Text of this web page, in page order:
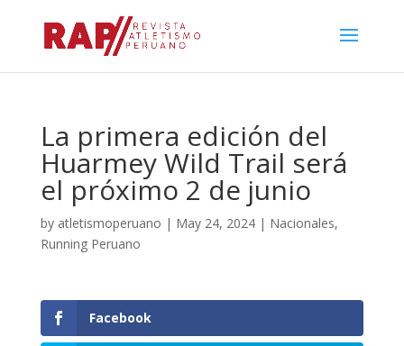
La primera edición del
Huarmey Wild Trail será
el próximo 2 de junio
by atletismoperuano | May 24, 2024| Nacionales,
Running Peruano
Facebook